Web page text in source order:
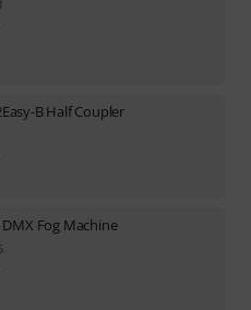
B Half Coupler
DMX Fog Machine